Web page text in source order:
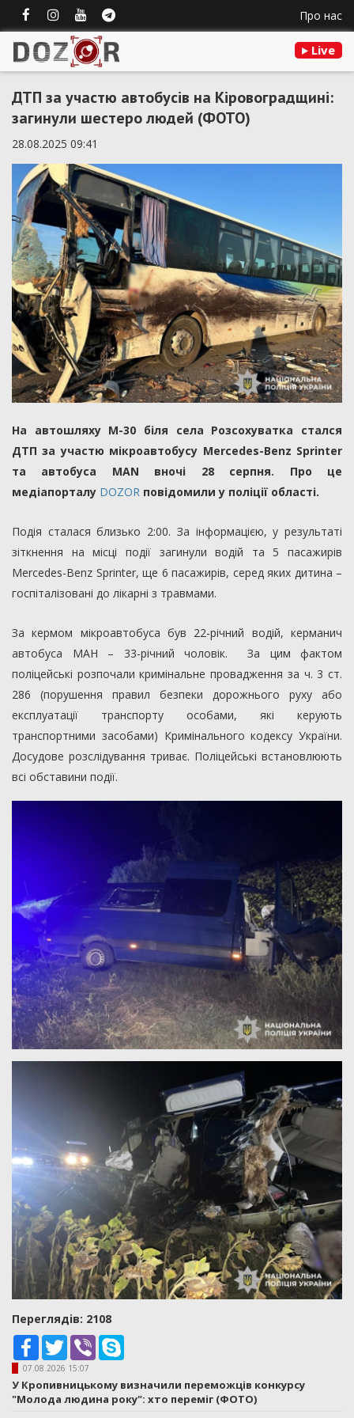
Про нас
Live
ДТП за участю автобусів на Кіровоградщині:
загинули шестеро людей (ФОТО)
28.08.2025 09:41
На автошляху М-30 біля села Розсохуватка стался
ДТП за участю мікроавтобусу Мercedes-Benz Sprinter
та автобуса MAN вночі 28 серпня. Про це
медіапорталу DOZOR повідомили у поліції області.
Подія сталася близько 2:00. За інформацією, у результаті
зіткнення на місці події загинули водій та 5 пасажирів
Мercedes-Benz Sprinter, ще 6 пасажирів, серед яких дитина –
госпіталізовані до лікарні з травмами.
За кермом мікроавтобуса був 22-річний водій, керманич
автобуса МАН – 33-річний чоловік. За цим фактом
поліцейські розпочали кримінальне провадження за ч. 3 ст.
286 (порушення правил безпеки дорожнього руху або
експлуатації транспорту особами, які керують
транспортними засобами) Кримінального кодексу України.
Досудове розслідування триває. Поліцейські встановлюють
всі обставини події.
Переглядiв: 2108
Facebook
TwitterViber
07.08.2026 15:07
У Кропивницькому визначили переможців конкурсу
"Молода людина року": хто переміг (ФОТО)